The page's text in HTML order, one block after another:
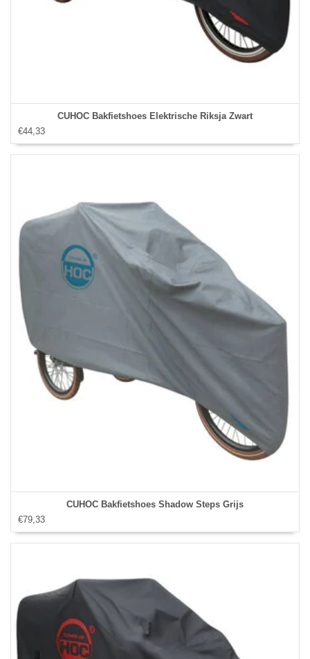
CUHOC Bakfietshoes Elektrische Riksja Zwart
€44,33
CUHOC Bakfietshoes Shadow Steps Grijs
€79,33